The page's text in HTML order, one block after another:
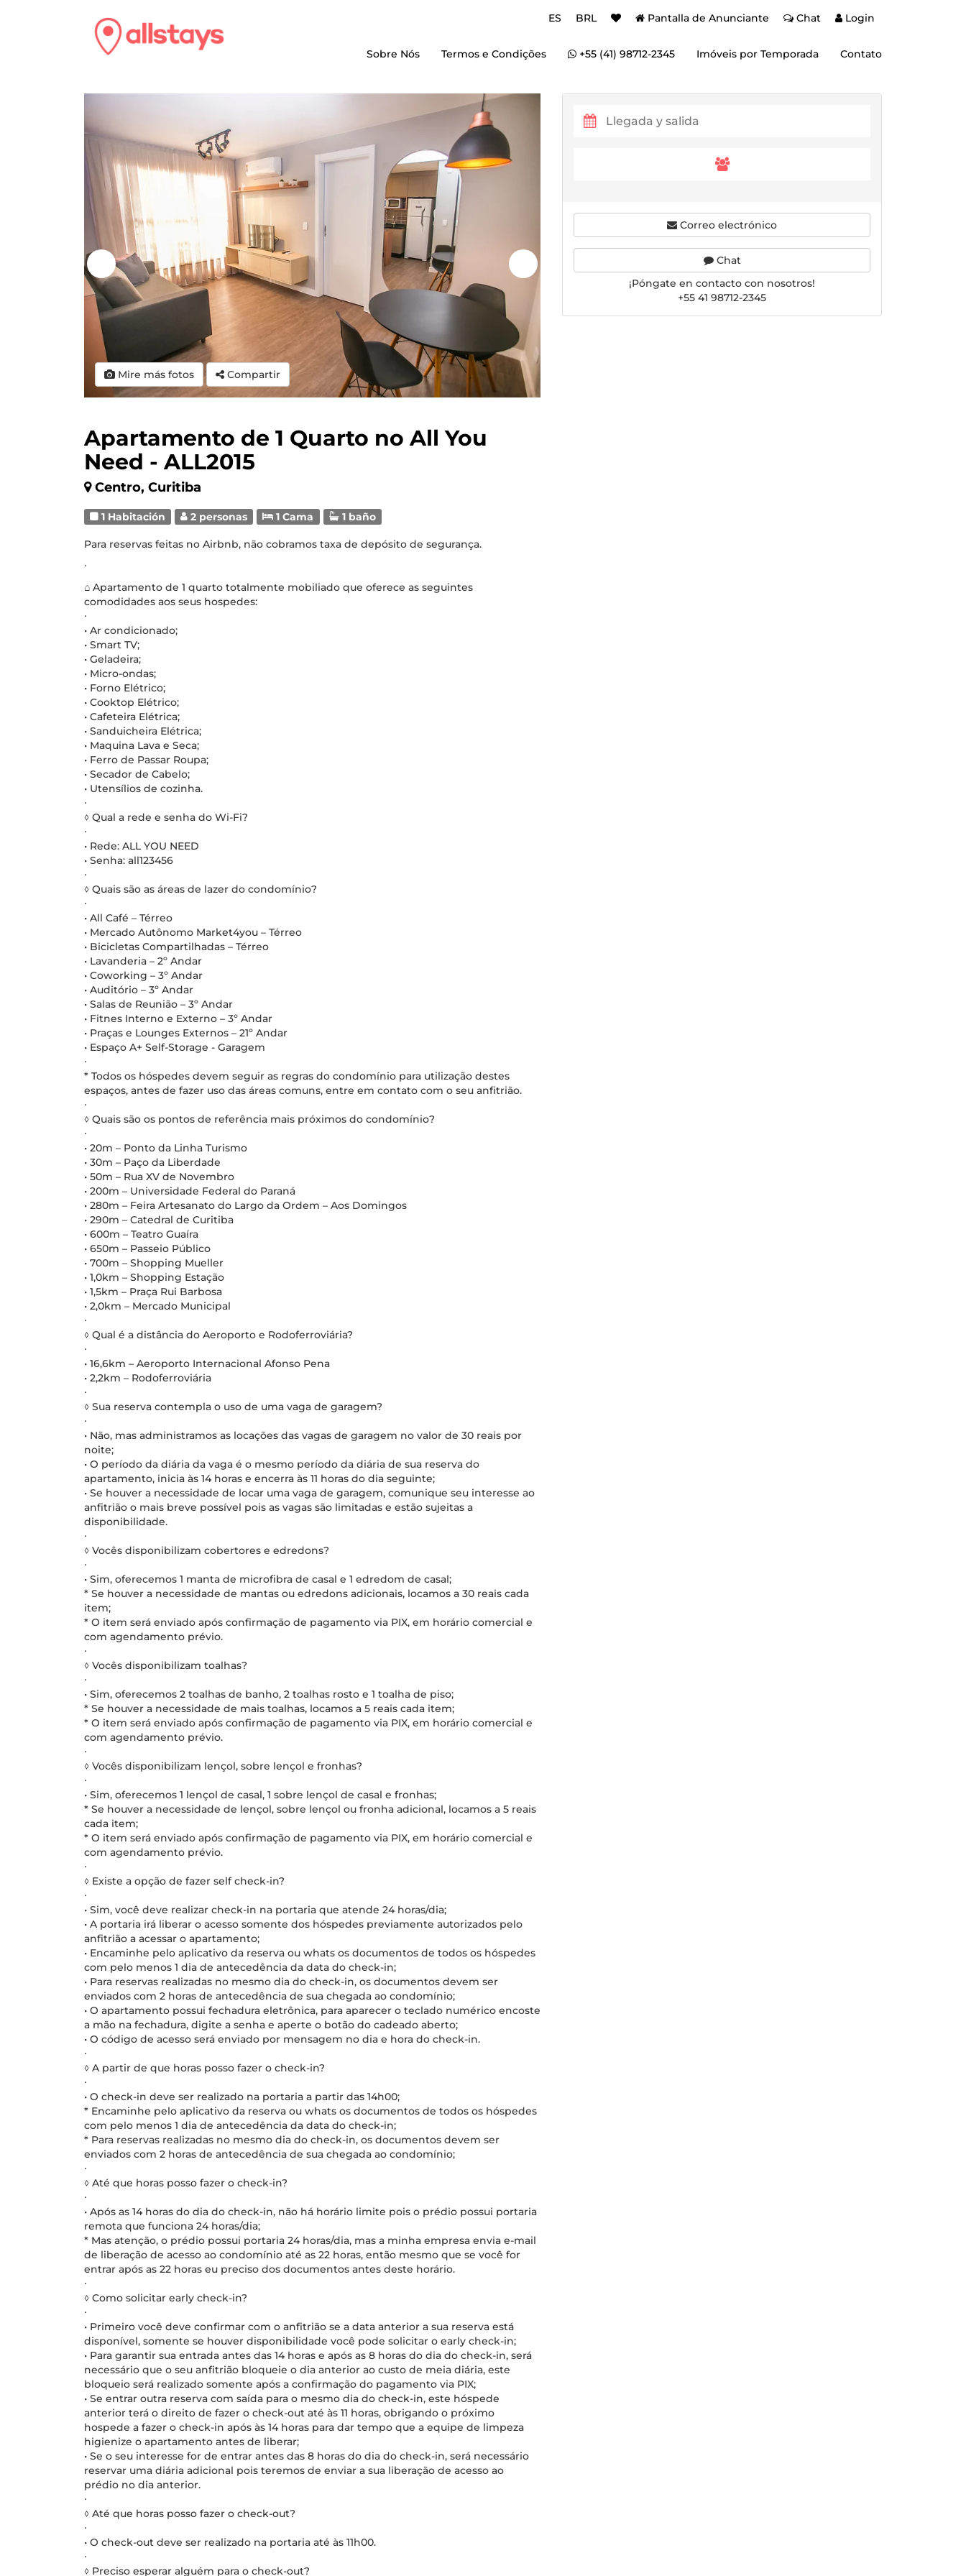
ES BRL Pantalla de Anunciante Chat Login
Sobre Nós Termos e Condições +55 (41) 98712-2345 Imóveis por Temporada Contato
Mire más fotos Compartir
Apartamento de 1 Quarto no All You
Need - ALL2015
Centro, Curitiba
1 Habitación 2 personas 1 Cama 1 baño
Para reservas feitas no Airbnb, não cobramos taxa de depósito de segurança.
∙
⌂ Apartamento de 1 quarto totalmente mobiliado que oferece as seguintes
comodidades aos seus hospedes:
∙
• Ar condicionado;
• Smart TV;
• Geladeira;
• Micro-ondas;
• Forno Elétrico;
• Cooktop Elétrico;
• Cafeteira Elétrica;
• Sanduicheira Elétrica;
• Maquina Lava e Seca;
• Ferro de Passar Roupa;
• Secador de Cabelo;
• Utensílios de cozinha.
∙
◊ Qual a rede e senha do Wi-Fi?
∙
• Rede: ALL YOU NEED
• Senha: all123456
∙
◊ Quais são as áreas de lazer do condomínio?
∙
• All Café – Térreo
• Mercado Autônomo Market4you – Térreo
• Bicicletas Compartilhadas – Térreo
• Lavanderia – 2º Andar
• Coworking – 3º Andar
• Auditório – 3º Andar
• Salas de Reunião – 3º Andar
• Fitnes Interno e Externo – 3º Andar
• Praças e Lounges Externos – 21º Andar
• Espaço A+ Self-Storage - Garagem
∙
* Todos os hóspedes devem seguir as regras do condomínio para utilização destes
espaços, antes de fazer uso das áreas comuns, entre em contato com o seu anfitrião.
∙
◊ Quais são os pontos de referência mais próximos do condomínio?
∙
• 20m – Ponto da Linha Turismo
• 30m – Paço da Liberdade
• 50m – Rua XV de Novembro
• 200m – Universidade Federal do Paraná
• 280m – Feira Artesanato do Largo da Ordem – Aos Domingos
• 290m – Catedral de Curitiba
• 600m – Teatro Guaíra
• 650m – Passeio Público
• 700m – Shopping Mueller
• 1,0km – Shopping Estação
• 1,5km – Praça Rui Barbosa
• 2,0km – Mercado Municipal
∙
◊ Qual é a distância do Aeroporto e Rodoferroviária?
∙
• 16,6km – Aeroporto Internacional Afonso Pena
• 2,2km – Rodoferroviária
∙
◊ Sua reserva contempla o uso de uma vaga de garagem?
∙
• Não, mas administramos as locações das vagas de garagem no valor de 30 reais por
noite;
• O período da diária da vaga é o mesmo período da diária de sua reserva do
apartamento, inicia às 14 horas e encerra às 11 horas do dia seguinte;
• Se houver a necessidade de locar uma vaga de garagem, comunique seu interesse ao
anfitrião o mais breve possível pois as vagas são limitadas e estão sujeitas a
disponibilidade.
∙
◊ Vocês disponibilizam cobertores e edredons?
∙
• Sim, oferecemos 1 manta de microfibra de casal e 1 edredom de casal;
* Se houver a necessidade de mantas ou edredons adicionais, locamos a 30 reais cada
item;
* O item será enviado após confirmação de pagamento via PIX, em horário comercial e
com agendamento prévio.
∙
◊ Vocês disponibilizam toalhas?
∙
• Sim, oferecemos 2 toalhas de banho, 2 toalhas rosto e 1 toalha de piso;
* Se houver a necessidade de mais toalhas, locamos a 5 reais cada item;
* O item será enviado após confirmação de pagamento via PIX, em horário comercial e
com agendamento prévio.
∙
◊ Vocês disponibilizam lençol, sobre lençol e fronhas?
∙
• Sim, oferecemos 1 lençol de casal, 1 sobre lençol de casal e fronhas;
* Se houver a necessidade de lençol, sobre lençol ou fronha adicional, locamos a 5 reais
cada item;
* O item será enviado após confirmação de pagamento via PIX, em horário comercial e
com agendamento prévio.
∙
◊ Existe a opção de fazer self check-in?
∙
• Sim, você deve realizar check-in na portaria que atende 24 horas/dia;
• A portaria irá liberar o acesso somente dos hóspedes previamente autorizados pelo
anfitrião a acessar o apartamento;
• Encaminhe pelo aplicativo da reserva ou whats os documentos de todos os hóspedes
com pelo menos 1 dia de antecedência da data do check-in;
• Para reservas realizadas no mesmo dia do check-in, os documentos devem ser
enviados com 2 horas de antecedência de sua chegada ao condomínio;
• O apartamento possui fechadura eletrônica, para aparecer o teclado numérico encoste
a mão na fechadura, digite a senha e aperte o botão do cadeado aberto;
• O código de acesso será enviado por mensagem no dia e hora do check-in.
∙
◊ A partir de que horas posso fazer o check-in?
∙
• O check-in deve ser realizado na portaria a partir das 14h00;
* Encaminhe pelo aplicativo da reserva ou whats os documentos de todos os hóspedes
com pelo menos 1 dia de antecedência da data do check-in;
* Para reservas realizadas no mesmo dia do check-in, os documentos devem ser
enviados com 2 horas de antecedência de sua chegada ao condomínio;
∙
◊ Até que horas posso fazer o check-in?
∙
• Após as 14 horas do dia do check-in, não há horário limite pois o prédio possui portaria
remota que funciona 24 horas/dia;
* Mas atenção, o prédio possui portaria 24 horas/dia, mas a minha empresa envia e-mail
de liberação de acesso ao condomínio até as 22 horas, então mesmo que se você for
entrar após as 22 horas eu preciso dos documentos antes deste horário.
∙
◊ Como solicitar early check-in?
∙
• Primeiro você deve confirmar com o anfitrião se a data anterior a sua reserva está
disponível, somente se houver disponibilidade você pode solicitar o early check-in;
• Para garantir sua entrada antes das 14 horas e após as 8 horas do dia do check-in, será
necessário que o seu anfitrião bloqueie o dia anterior ao custo de meia diária, este
bloqueio será realizado somente após a confirmação do pagamento via PIX;
• Se entrar outra reserva com saída para o mesmo dia do check-in, este hóspede
anterior terá o direito de fazer o check-out até às 11 horas, obrigando o próximo
hospede a fazer o check-in após às 14 horas para dar tempo que a equipe de limpeza
higienize o apartamento antes de liberar;
• Se o seu interesse for de entrar antes das 8 horas do dia do check-in, será necessário
reservar uma diária adicional pois teremos de enviar a sua liberação de acesso ao
prédio no dia anterior.
∙
◊ Até que horas posso fazer o check-out?
∙
• O check-out deve ser realizado na portaria até às 11h00.
∙
◊ Preciso esperar alguém para o check-out?
Correo electrónico
Chat
¡Póngate en contacto con nosotros!
+55 41 98712-2345